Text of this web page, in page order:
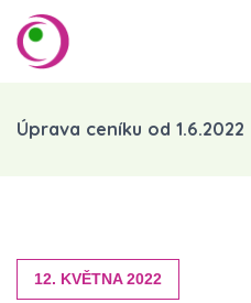
Úprava ceníku od 1.6.2022
12. KVĚTNA 2022